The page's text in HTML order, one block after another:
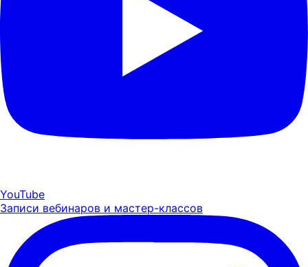
YouTube
Записи вебинаров и мастер-классов